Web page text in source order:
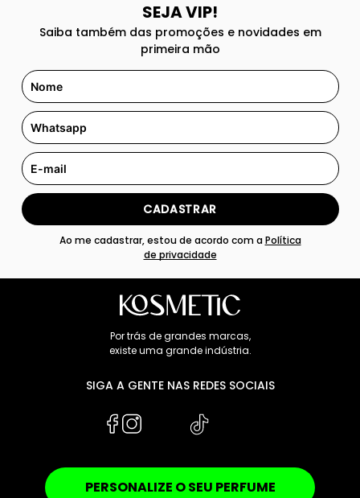
SEJA VIP!
Saiba também das promoções e novidades em
primeira mão
CADASTRAR
Ao me cadastrar, estou de acordo com aPolítica
de privacidade
Por trás de grandes marcas,
existe uma grande indústria.
SIGA A GENTE NAS REDES SOCIAIS
PERSONALIZE O SEU PERFUME